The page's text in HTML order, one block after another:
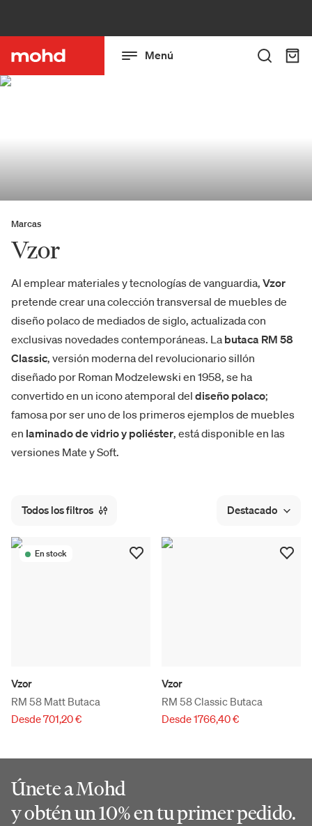
Menú
Marcas
Vzor
Al emplear materiales y tecnologías de vanguardia, Vzor
pretende crear una colección transversal de muebles de
diseño polaco de mediados de siglo, actualizada con
exclusivas novedades contemporáneas. La butaca RM 58
Classic, versión moderna del revolucionario sillón
diseñado por Roman Modzelewski en 1958, se ha
convertido en un icono atemporal del diseño polaco;
famosa por ser uno de los primeros ejemplos de muebles
en laminado de vidrio y poliéster, está disponible en las
versiones Mate y Soft.
Todos los filtros Destacado
En stock
Vzor
RM 58 Matt Butaca
Desde 701,20 €
Vzor
RM 58 Classic Butaca
Desde 1766,40 €
Únete a Mohd
y obtén un 10% en tu primer pedido.